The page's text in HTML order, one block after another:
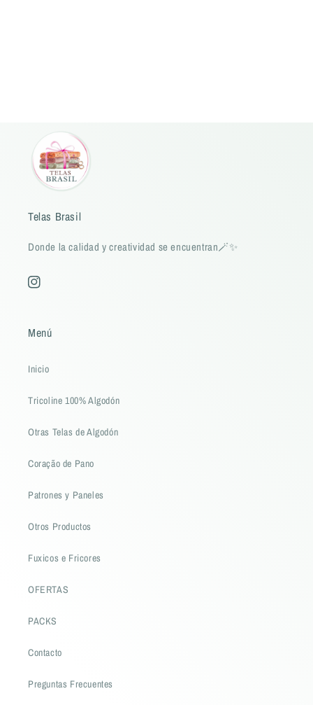
Telas Brasil
Donde la calidad y creatividad se encuentran🪄✨
Instagram
Menú
Inicio
Tricoline 100% Algodón
Otras Telas de Algodón
Coração de Pano
Patrones y Paneles
Otros Productos
Fuxicos e Fricores
OFERTAS
PACKS
Contacto
Preguntas Frecuentes